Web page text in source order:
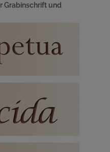
Grabinschrift und